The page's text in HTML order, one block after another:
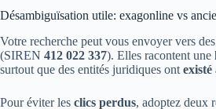
Désambiguïsation utile: exagonline vs
Votre recherche peut vous envoyer vers des
(SIREN 412 022 337). Elles racontent une
surtout que des entités juridiques ont existé
Pour éviter les clics perdus, adoptez deux